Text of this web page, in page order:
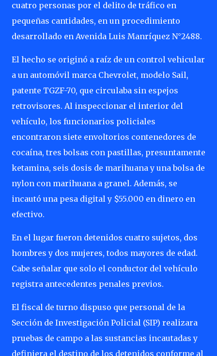
cuatro personas por el delito de tráfico en
pequeñas cantidades, en un procedimiento
desarrollado en Avenida Luis Manríquez N°2488.
El hecho se originó a raíz de un control vehicular
a un automóvil marca Chevrolet, modelo Sail,
patente TGZF-70, que circulaba sin espejos
retrovisores. Al inspeccionar el interior del
vehículo, los funcionarios policiales
encontraron siete envoltorios contenedores de
cocaína, tres bolsas con pastillas, presuntamente
ketamina, seis dosis de marihuana y una bolsa de
nylon con marihuana a granel. Además, se
incautó una pesa digital y $55.000 en dinero en
efectivo.
En el lugar fueron detenidos cuatro sujetos, dos
hombres y dos mujeres, todos mayores de edad.
Cabe señalar que solo el conductor del vehículo
registra antecedentes penales previos.
El fiscal de turno dispuso que personal de la
Sección de Investigación Policial (SIP) realizara
pruebas de campo a las sustancias incautadas y
definiera el destino de los detenidos conforme al